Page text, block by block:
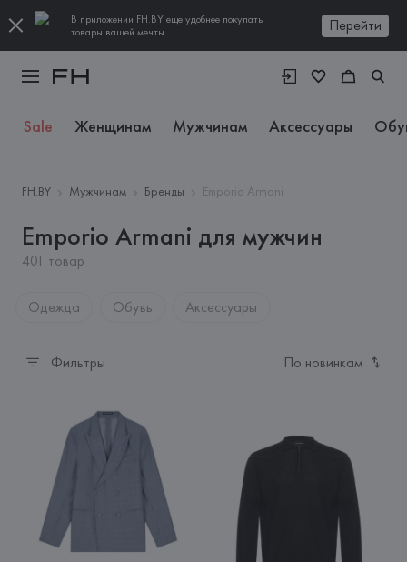
В приложении FH.BY еще удобнее покупать
товары вашей мечты
Перейти
Sale Женщинам Мужчинам Аксессуары
FH.BY Мужчинам Бренды Emporio Armani
Emporio Armani для мужчин
401 товар
Одежда Обувь Аксессуары
Фильтры По новинкам